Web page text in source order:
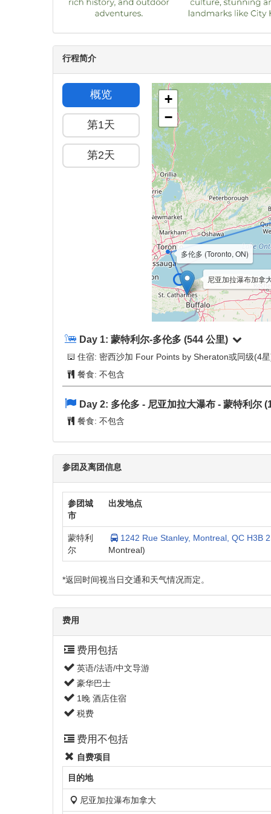
行程简介
概览
第1天
第2天
多伦多 (Toronto, ON)
尼亚加拉瀑布加拿
+
−
Day 1:蒙特利尔-多伦多 (544 公里)
住宿: 密西沙加 Four Points by Sheraton或同级(4
餐食: 不包含
Day 2: 多伦多 - 尼亚加拉大瀑布 - 蒙特利尔
餐食: 不包含
参团及离团信息
参团城
市
出发地点
蒙特利
尔
1242 Rue Stanley, Montreal, QC H3B
Montreal)
*返回时间视当日交通和天气情况而定。
费用
费用包括
英语/法语/中文导游
豪华巴士
1晚 酒店住宿
税费
费用不包括
自费项目
目的地
尼亚加拉瀑布加拿大